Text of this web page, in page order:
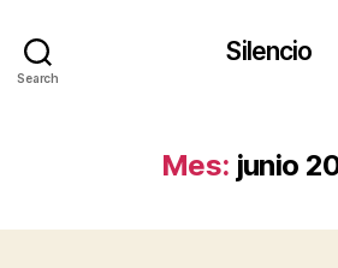
Search
Silencio
Mes: junio